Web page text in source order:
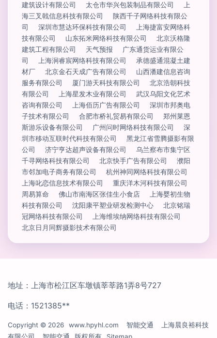
建筑设计有限公司
太仓市华兴包装制品有限公司
上
海三叉戟信息科技有限公司
陕西千子网络科技有限公
司
深圳市慧达环保科技有限公司
上海捷富安网络科
技有限公司
山东拓米网络科技有限公司
北京沃格隆
建筑工程有限公司
天气预报
广东通货运业有限公
司
上海涧睿宸网络科技有限公司
承德盛通混凝土建
材厂
北京金石天成广告有限公司
山西潘建信息咨询
服务有限公司
厦门游天科技有限公司
北京浩朝科技
有限公司
上海星发木业有限公司
武汉乌阳文化艺术
咨询有限公司
上海佰历广告有限公司
深圳市邦奥电
子技术有限公司
合肥市桥礼贸易有限公司
郑州莱恩
斯游乐设备有限公司
广州问时网络科技有限公司
深
圳市移动互联时代科技有限公司
黑龙江省雪腾摄影有限
公司
济宁亨达超声设备有限公司
乌兰察布市集宁区
千寻网络科技有限公司
北京快手广告有限公司
濮阳
市邻加电子商务有限公司
杭州神同网络科技有限公司
上海叱恋信息技术有限公司
重庆洋木河科技有限公司
周易算命
佛山市南海区张佳生小食店
上海婴初生物
科技有限公司
沈阳康平塑业研发检测中心
北京铭瑞
冠网络科技有限公司
上海维埃纳网络科技有限公司
北京日月同辉摄影技术有限公司
地址：上海市松江区车墩镇莘莘路1弄8号727
电话：1521385**
Copyright © 2026 www.hpyhl.com 智能交通
上海晨良裕科技